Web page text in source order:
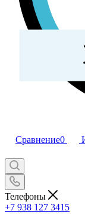
Сравнение0
Телефоны
+7 938 127 3415